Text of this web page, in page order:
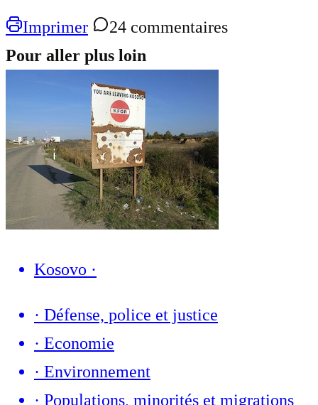
Imprimer
24 commentaires
Pour aller plus loin
Kosovo ·
· Défense, police et justice
· Economie
· Environnement
· Populations, minorités et migrations